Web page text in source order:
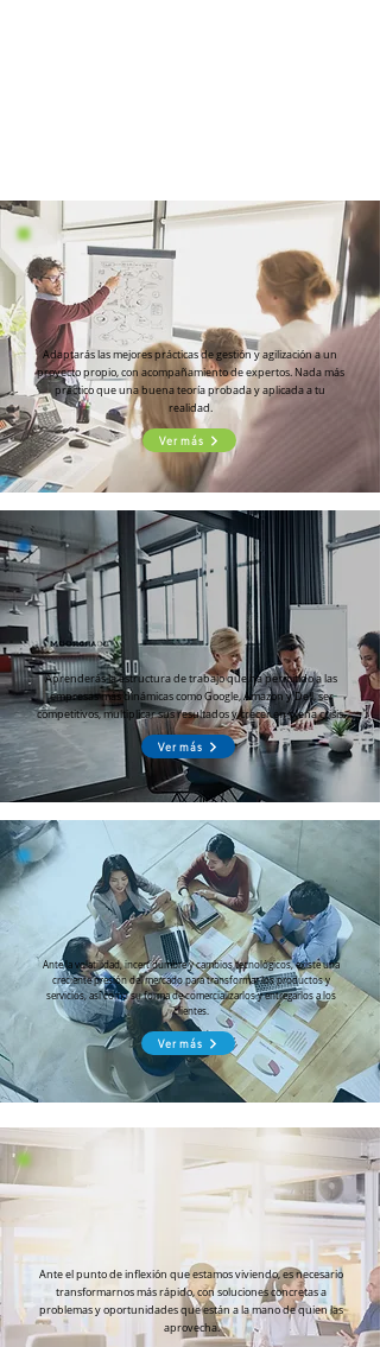
Adaptarás las mejores prácticas de gestión y agilización a un
proyecto propio, con acompañamiento de expertos. Nada más
práctico que una buena teoría probada y aplicada a tu
realidad.
Ver más
Aprenderás la estructura de trabajo que ha permitido a las
empresas más dinámicas como Google, Amazon y Dell, ser
competitivos, multiplicar sus resultados y crecer en plena crisis.
Ver más
Ante la volatilidad, incertidumbre y cambios tecnológicos, existe una
creciente presión del mercado para transformar los productos y
servicios, así como su forma de comercializarlos y entregarlos a los
clientes.
Ver más
Ante el punto de inflexión que estamos viviendo, es necesario
transformarnos más rápido, con soluciones concretas a
problemas y oportunidades que están a la mano de quien las
aprovecha.